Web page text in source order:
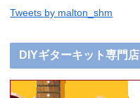
Tweets by malton_shm
DIYギターキット専門店